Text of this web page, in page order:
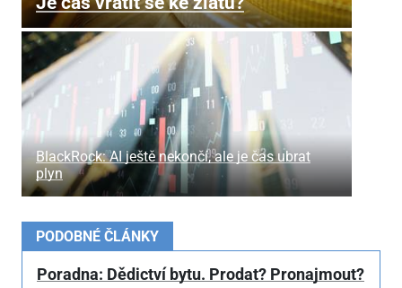
BlackRock: AI ještě nekončí, ale je čas ubrat
plyn
PODOBNÉ ČLÁNKY
Poradna: Dědictví bytu. Prodat? Pronajmout?